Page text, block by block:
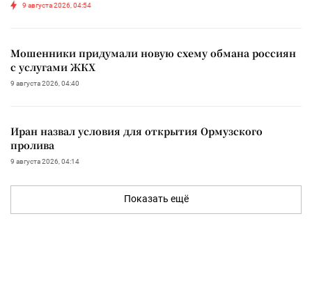
9 августа 2026, 04:54
Мошенники придумали новую схему обмана россиян
с услугами ЖКХ
9 августа 2026, 04:40
Иран назвал условия для открытия Ормузского
пролива
9 августа 2026, 04:14
Показать ещё